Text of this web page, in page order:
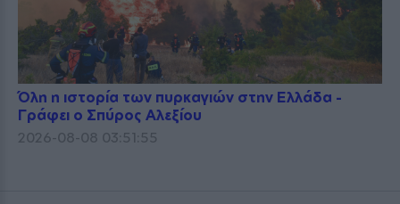
Όλη η ιστορία των πυρκαγιών στην Ελλάδα -
Γράφει ο Σπύρος Αλεξίου
2026-08-08 03:51:55